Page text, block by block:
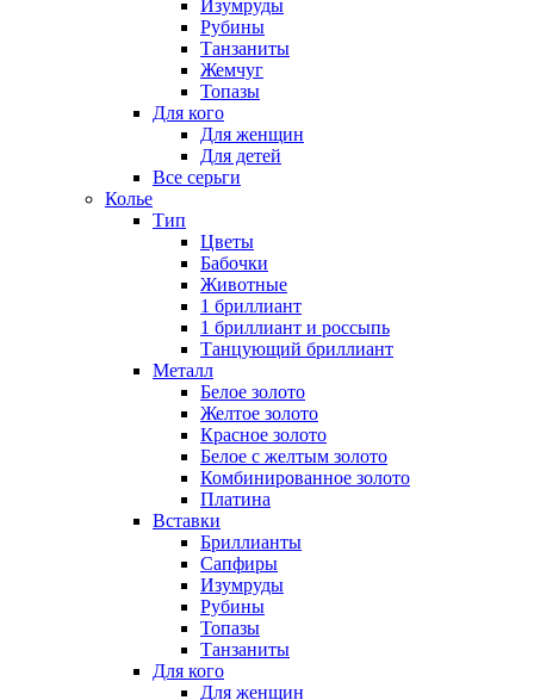
Изумруды
Рубины
Танзаниты
Жемчуг
Топазы
Для кого
Для женщин
Для детей
Все серьги
Колье
Тип
Цветы
Бабочки
Животные
1 бриллиант
1 бриллиант и россыпь
Танцующий бриллиант
Металл
Белое золото
Желтое золото
Красное золото
Белое с желтым золото
Комбинированное золото
Платина
Вставки
Бриллианты
Сапфиры
Изумруды
Рубины
Топазы
Танзаниты
Для кого
Для женщин